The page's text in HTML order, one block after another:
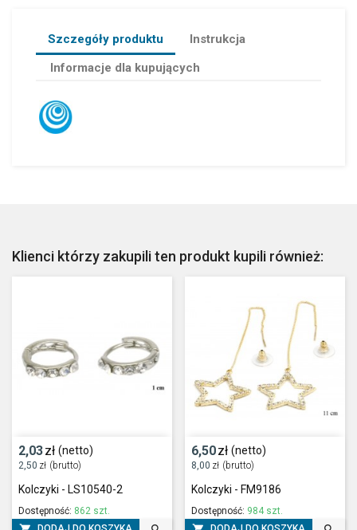
Szczegóły produktu
Instrukcja
Informacje dla kupujących
Klienci którzy zakupili ten produkt kupili również:
2,03zł (netto)
2,50 zł (brutto)
Kolczyki - LS10540-2
Dostępność: 862 szt.
6,50zł (netto)
8,00 zł (brutto)
Kolczyki - FM9186
Dostępność: 984 szt.